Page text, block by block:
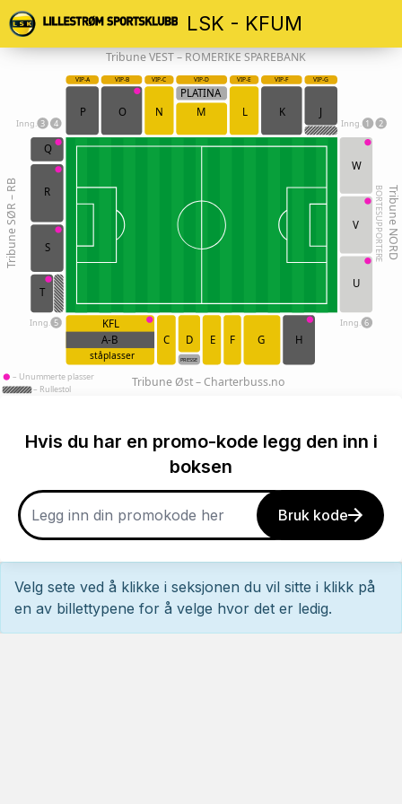
LSK - KFUM
PLATINA
J
K
L
M
N
O
P
U
V
W
T
S
R
H
G
F
E
D
C
A-B
PRESSE
VIP-A VIP-B VIP-C VIP-D VIP-E VIP-F VIP-G
Q
Tribune VEST – ROMERIKE SPAREBANK
Tribune Øst – Charterbuss.no
Tribune SØR – RB Tribune NORD
BORTESUPPORTERE
Inng. 1 2
Inng. 3 4
Inng. 5 Inng. 6
KFL
ståplasser
– Unummerte plasser
– Rullestol
Hvis du har en promo-kode legg den inn i
boksen
Bruk kode
Velg sete ved å klikke i seksjonen du vil sitte i klikk på
en av billettypene for å velge hvor det er ledig.